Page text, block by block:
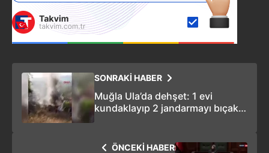
SONRAKİ HABER
Muğla Ula’da dehşet: 1 evi
kundaklayıp 2 jandarmayı bıçakla
ÖNCEKİ HABER